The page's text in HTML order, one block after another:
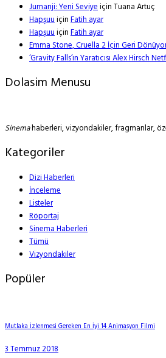
Jumanji: Yeni SeviyeiçinTuana Artuç
HapşuuiçinFatih ayar
HapşuuiçinFatih ayar
Emma Stone, Cruella 2 İçin Geri
‘Gravity Falls’ın Yaratıcısı Alex Hirsch
Dolasim Menusu
Sinemahaberleri, vizyondakiler, fragmanlar,
Kategoriler
Dizi Haberleri
İnceleme
Listeler
Röportaj
Sinema Haberleri
Tümü
Vizyondakiler
Popüler
Mutlaka İzlenmesi Gereken En İyi 14 Animasyon Filmi
3 Temmuz 2018